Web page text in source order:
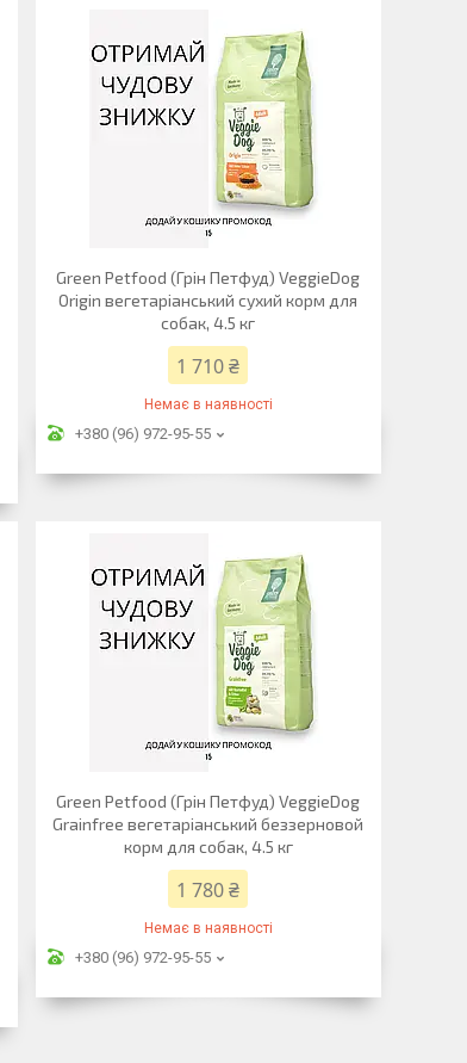
Green Petfood (Грін Петфуд) VeggieDog
Origin вегетаріанський сухий корм для
собак, 4.5 кг
1 710 ₴
Немає в наявності
+380 (96) 972-95-55
Green Petfood (Грін Петфуд) VeggieDog
Grainfree вегетаріанський беззерновой
корм для собак, 4.5 кг
1 780 ₴
Немає в наявності
+380 (96) 972-95-55